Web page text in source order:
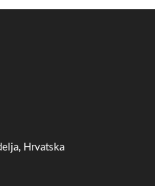
Hrvatska